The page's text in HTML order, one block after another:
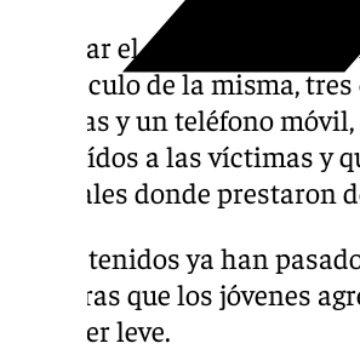
Tras dar el alto y registrar
habitáculo de la misma,
carteras y un teléfono
sustraídos a las víctimas y
policiales donde prestaron
Los detenidos ya han
mientras que los jóvenes
carácter leve.